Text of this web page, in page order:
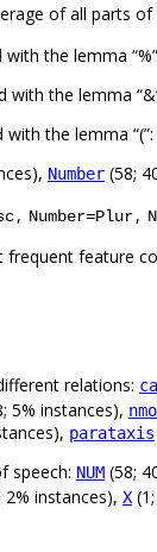
of all parts of
the lemma
with the lemma
the lemma “(”:
Number (58;
, Number=Plur,
feature
relations:
5% instances),
parataxis
speech: NUM (58;
2% instances), X